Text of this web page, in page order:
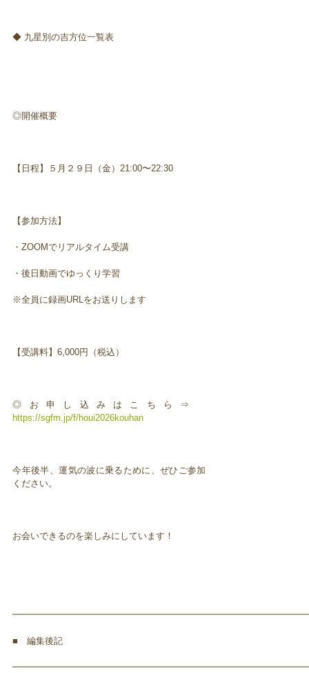
◆ 九星別の吉方位一覧表
◎開催概要
【日程】５月２９日（金）21:00〜22:30
【参加方法】
・ZOOMでリアルタイム受講
・後日動画でゆっくり学習
※全員に録画URLをお送りします
【受講料】6,000円（税込）
◎お申し込みはこちら⇒
https://sgfm.jp/f/houi2026kouhan
今年後半、運気の波に乗るために、ぜひご参加
ください。
お会いできるのを楽しみにしています！
■ 編集後記